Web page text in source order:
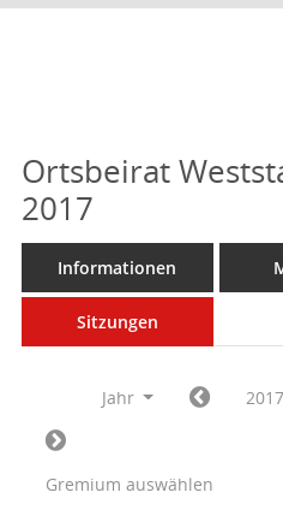
Ortsbeirat
2017
Informationen
Sitzungen
Jahr 2017
Gremium auswählen